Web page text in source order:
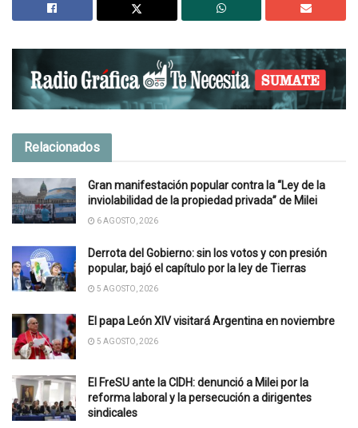
Relacionados
Gran manifestación popular contra la “Ley de la
inviolabilidad de la propiedad privada” de Milei
6 AGOSTO, 2026
Derrota del Gobierno: sin los votos y con presión
popular, bajó el capítulo por la ley de Tierras
5 AGOSTO, 2026
El papa León XIV visitará Argentina en noviembre
5 AGOSTO, 2026
El FreSU ante la CIDH: denunció a Milei por la
reforma laboral y la persecución a dirigentes
sindicales